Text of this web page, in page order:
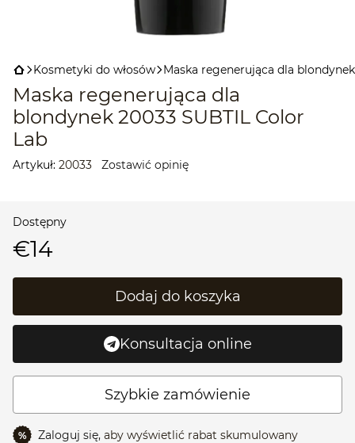
Kosmetyki do włosów Maska regenerująca dla
Maska regenerująca dla
blondynek 20033 SUBTIL Color
Lab
Artykuł: 20033 Zostawić opinię
Dostępny
€14
Dodaj do koszyka
Konsultacja online
Szybkie zamówienie
% Zaloguj się, aby wyświetlić rabat skumulowany